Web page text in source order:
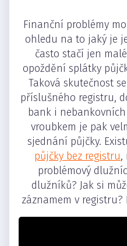
Finanční problémy
ohledu na to jaký je
často stačí jen
opoždění splátky
Taková skutečnost
příslušného registru,
bank i
vroubkem je pak
sjednání půjčky.
půjčky bez registru,
problémový
dlužníků? Jak si
záznamem v